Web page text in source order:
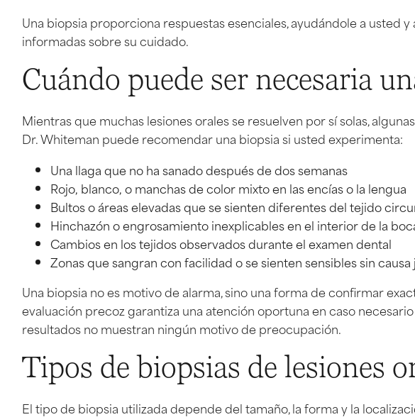
Una biopsia proporciona respuestas esenciales, ayudándole a usted
informadas sobre su cuidado.
Cuándo puede ser necesaria
Mientras que muchas lesiones orales se resuelven por sí solas,
Dr. Whiteman puede recomendar una biopsia si usted experimenta:
Una llaga que no ha sanado después de dos semanas
Rojo, blanco, o manchas de color mixto en las encías o la lengua
Bultos o áreas elevadas que se sienten diferentes del tejido
Hinchazón o engrosamiento inexplicables en el interior de la
Cambios en los tejidos observados durante el examen dental
Zonas que sangran con facilidad o se sienten sensibles sin
Una biopsia no es motivo de alarma, sino una forma de confirmar
evaluación precoz garantiza una atención oportuna en caso
resultados no muestran ningún motivo de preocupación.
Tipos de biopsias de lesiones
El tipo de biopsia utilizada depende del tamaño, la forma y la